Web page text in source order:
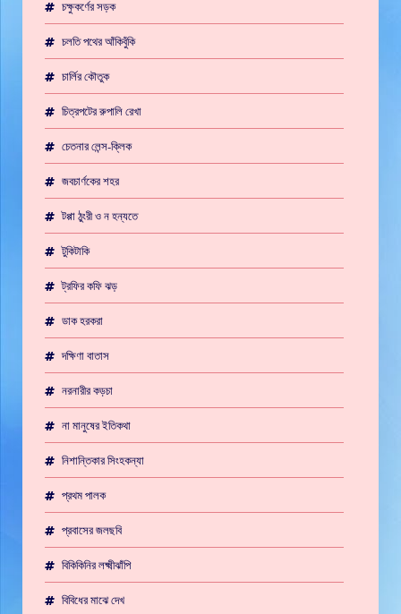
চক্ষুকর্ণের সড়ক
চলতি পথের আঁকিবুঁকি
চার্লির কৌতুক
চিত্রপটের রুপালি রেখা
চেতনার লেন্স-ক্লিক
জবচার্ণকের শহর
টপ্পা ঠুংরী ও ন হন্যতে
টুকিটাকি
ট্রফির কফি ঝড়
ডাক হরকরা
দক্ষিণা বাতাস
নরনারীর কড়চা
না মানুষের ইতিকথা
নিশান্তিকার সিংহকন্যা
প্রথম পালক
প্রবাসের জলছবি
বিকিকিনির লক্ষ্মীঝাঁপি
বিবিধের মাঝে দেখ